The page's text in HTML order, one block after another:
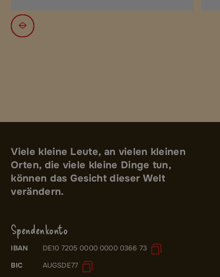
Viele kleine Leute, an vielen kleinen
Orten, die viele kleine Dinge tun,
können das Gesicht dieser Welt
verändern.
Spendenkonto
IBAN DE10 7205 0000 0000 0366 73
BIC AUGSDE77